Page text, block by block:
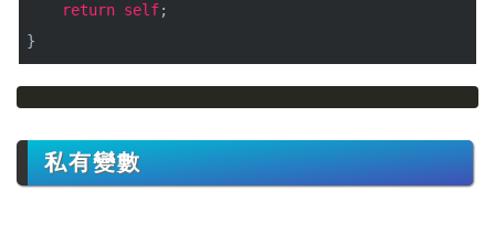
return self;
}
私有變數